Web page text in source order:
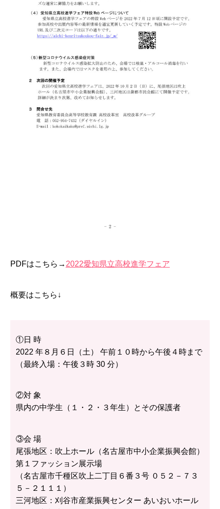
PDFはこちら→ 2022愛知県立高校進学フェア
概要はこちら↓
①日 時
2022 年８月６日（土） 午前１０時から午後４時まで
（最終入場：午後３時 30 分）
②対 象
県内の中学生（１・２・３年生）とその保護者
③会 場
尾張地区：吹上ホール（名古屋市中小企業振興会館）
第１ファッション展示場
（名古屋市千種区吹上二丁目６番３号 ０５２－７３
５－２１１１）
三河地区：刈谷市産業振興センター あいおいホール